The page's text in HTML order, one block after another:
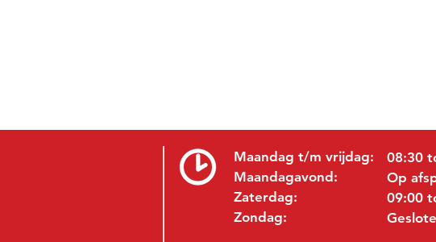
Maandag t/m vrijdag:
Maandagavond:
Zaterdag:
Zondag:
08:30
Op
09:00